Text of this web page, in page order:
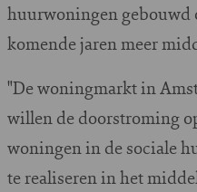
huurwoningen gebouwd
komende jaren meer
"De woningmarkt in
willen de doorstroming
woningen in de sociale
te realiseren in het